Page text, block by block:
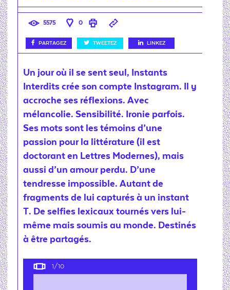
5575 0
PARTAGEZ TWEETEZ LINKEZ
Un jour où il se sent seul, Instants
Interdits crée son compte Instagram. Il y
accroche ses réflexions. Avec
mélancolie. Sensibilité. Ironie parfois.
Ses mots sont les témoins d’une
passion pour la littérature (il est
doctorant en Lettres Modernes), mais
aussi d’un amour perdu. D’une
tendresse impossible. Autant de
fragments de lui capturés à un instant
T. De selfies lexicaux tournés vers lui-
même mais soumis au monde. Destinés
à être partagés.
1/10